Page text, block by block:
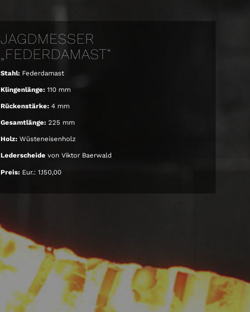
JAGDMESSER
„FEDERDAMAST“
Stahl:Federdamast
Klingenlänge:110 mm
Rückenstärke:4 mm
Gesamtlänge:225 mm
Holz:Wüsteneisenholz
Lederscheide von Viktor Baerwald
Preis:Eur.: 1.150,00